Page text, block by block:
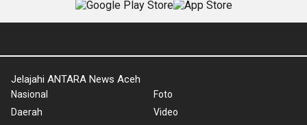
Jelajahi ANTARA News Aceh
Nasional
Daerah
Foto
Video